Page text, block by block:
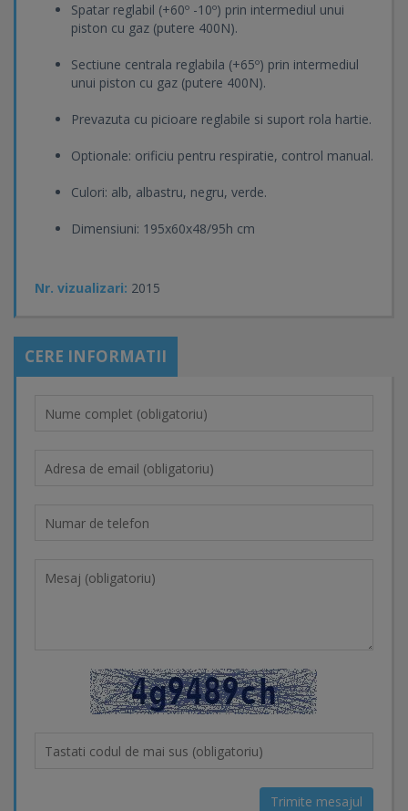
Spatar reglabil (+60º -10º) prin intermediul unui
piston cu gaz (putere 400N).
Sectiune centrala reglabila (+65º) prin intermediul
unui piston cu gaz (putere 400N).
Prevazuta cu picioare reglabile si suport rola hartie.
Optionale: orificiu pentru respiratie, control manual.
Culori: alb, albastru, negru, verde.
Dimensiuni: 195x60x48/95h cm
Nr. vizualizari: 2015
CERE INFORMATII
Trimite mesajul